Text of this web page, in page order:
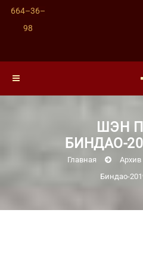
664–36–
98
ШЭН
БИНДАО-
Главная Архив
Биндао-